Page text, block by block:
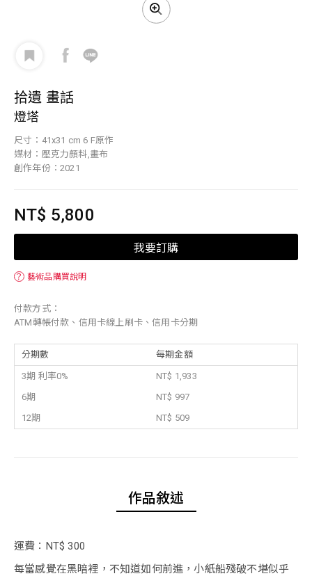
拾遺 畫話
燈塔
尺寸：41x31 cm 6 F原作
媒材：壓克力顏料,畫布
創作年份：2021
NT$ 5,800
我要訂購
？ 藝術品購買說明
付款方式：
ATM轉帳付款、信用卡線上刷卡、信用卡分期
分期數 每期金額
3期 利率0%
NT$ 1,933
6期
NT$ 997
12期
NT$ 509
作品敘述
運費：NT$ 300
每當感覺在黑暗裡，不知道如何前進，小紙船殘破不堪似乎